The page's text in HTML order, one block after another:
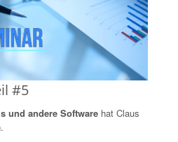
#5
und andere Software hat Claus